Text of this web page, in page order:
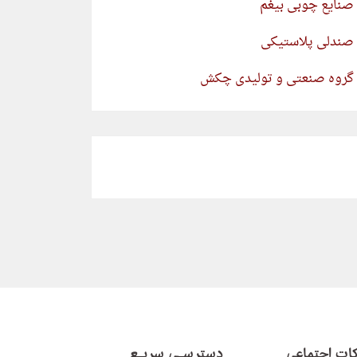
صنایع چوبی بیغم
صندلی پلاستیکی
گروه صنعتی و تولیدی چکش